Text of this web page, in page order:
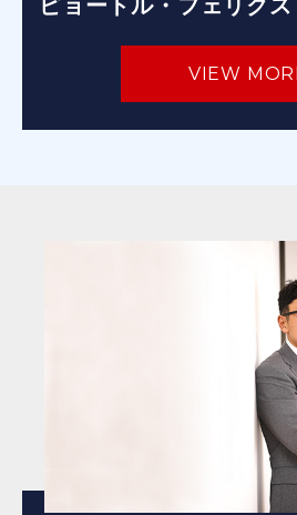
ピョートル・フェリク
VIEW